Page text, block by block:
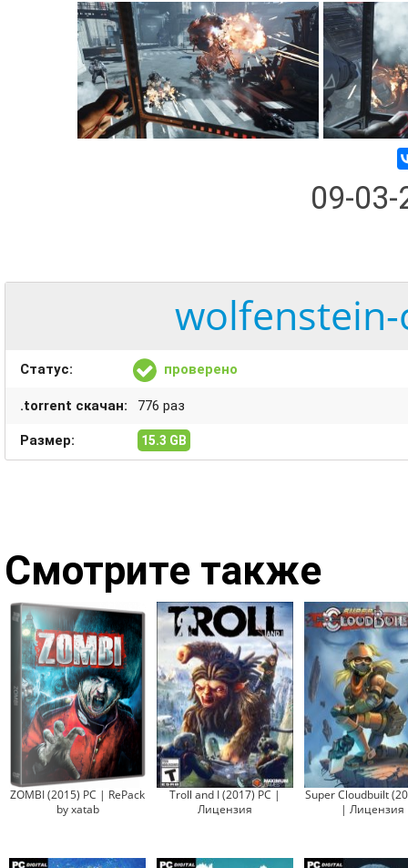
09-
Статус: проверено
.torrent скачан: 776 раз
Размер: 15.3 GB
Смотрите также
ZOMBI (2015) PC | RePack
by xatab
Troll and I (2017) PC |
Лицензия
Super Cloudbuilt
| Лицензия